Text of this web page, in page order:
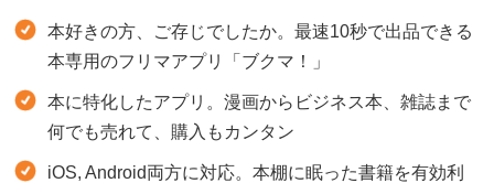
本好きの方、ご存じでしたか。最速10秒で出品できる
本専用のフリマアプリ「ブクマ！」
本に特化したアプリ。漫画からビジネス本、雑誌まで
何でも売れて、購入もカンタン
iOS, Android両方に対応。本棚に眠った書籍を有効利